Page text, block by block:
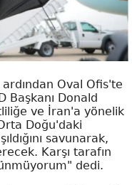
Oval Ofis'te
Başkanı Donald
ve İran'a yönelik
Doğu'daki
savunarak,
Karşı tarafın
dedi.